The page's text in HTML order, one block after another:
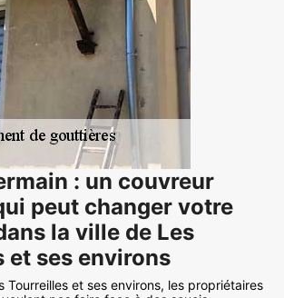
: un couvreur
peut changer votre
la ville de Les
et ses environs
Tourreilles et ses environs, les propriétaires